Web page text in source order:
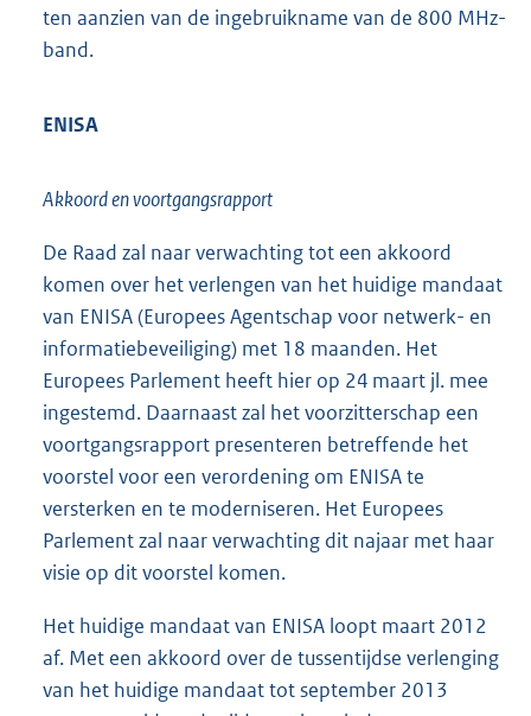
ten aanzien van de ingebruikname van de 800 MHz-
band.
ENISA
Akkoord en voortgangsrapport
De Raad zal naar verwachting tot een akkoord
komen over het verlengen van het huidige mandaat
van ENISA (Europees Agentschap voor netwerk- en
informatiebeveiliging) met 18 maanden. Het
Europees Parlement heeft hier op 24 maart jl. mee
ingestemd. Daarnaast zal het voorzitterschap een
voortgangsrapport presenteren betreffende het
voorstel voor een verordening om ENISA te
versterken en te moderniseren. Het Europees
Parlement zal naar verwachting dit najaar met haar
visie op dit voorstel komen.
Het huidige mandaat van ENISA loopt maart 2012
af. Met een akkoord over de tussentijdse verlenging
van het huidige mandaat tot september 2013